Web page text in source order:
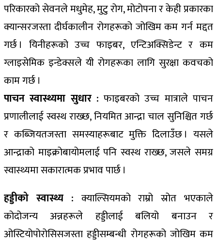
परिकारको सेवनले मधुमेह, मुटु रोग, मोटोपना र केही प्रकारका
क्यान्सरजस्ता दीर्घकालीन रोगहरूको जोखिम कम गर्न मद्दत
गर्छ । यिनीहरूको उच्च फाइबर, एन्टिअक्सिडेन्ट र कम
ग्लाइसेमिक इन्डेक्सले यी रोगहरूका लागि सुरक्षा कवचको
काम गर्छ ।
पाचन स्वास्थ्यमा सुधार : फाइबरको उच्च मात्राले पाचन
प्रणालीलाई स्वस्थ राख्छ, नियमित आन्द्रा चाल सुनिश्चित गर्छ
र कब्जियतजस्ता समस्याहरूबाट मुक्ति दिलाउँछ । यसले
आन्द्राको माइक्रोबायोमलाई पनि स्वस्थ राख्छ, जसले समग्र
स्वास्थ्यमा सकारात्मक प्रभाव पार्छ ।
हड्डीको स्वास्थ्य : क्याल्सियमको राम्रो स्रोत भएकाले
कोदोजन्य अन्नहरूले हड्डीलाई बलियो बनाउन र
ओस्टियोपोरोसिसजस्ता हड्डीसम्बन्धी रोगहरूको जोखिम कम